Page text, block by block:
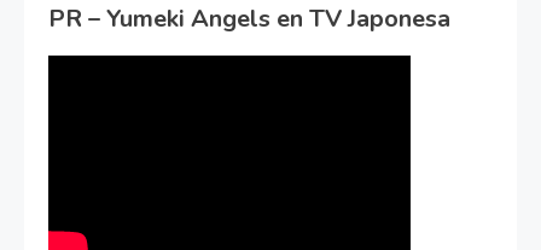
PR – Yumeki Angels en TV Japonesa